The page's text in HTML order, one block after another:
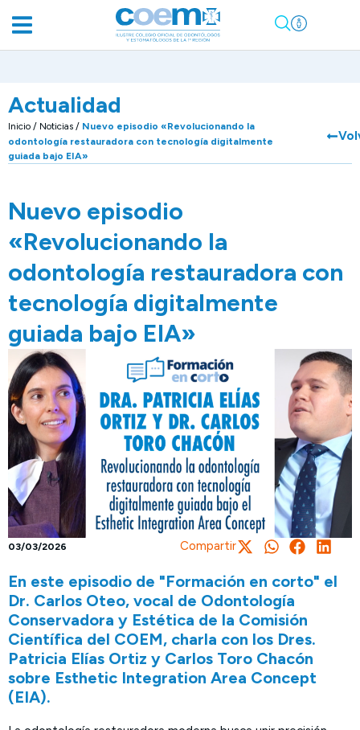
Actualidad
Inicio / Noticias / Nuevo episodio «Revolucionando la
odontología restauradora con tecnología digitalmente
guiada bajo EIA»
Nuevo episodio
«Revolucionando la
odontología restauradora con
tecnología digitalmente
guiada bajo EIA»
03/03/2026 Compartir
En este episodio de "Formación en corto" el
Dr. Carlos Oteo, vocal de Odontología
Conservadora y Estética de la Comisión
Científica del COEM, charla con los Dres.
Patricia Elías Ortiz y Carlos Toro Chacón
sobre Esthetic Integration Area Concept
(EIA).